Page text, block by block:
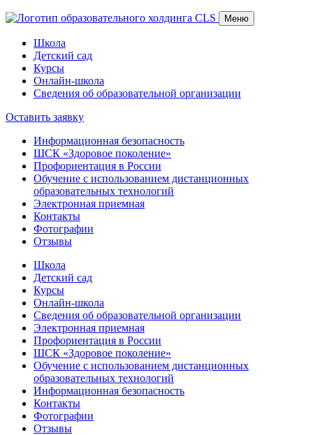
Меню
Школа
Детский сад
Курсы
Онлайн-школа
Сведения об образовательной организации
Оставить заявку
​Информационная безопасность
ШСК «Здоровое поколение»
Профориентация в России
Обучение с использованием дистанционных
образовательных технологий
Электронная приемная
Контакты
Фотографии
Отзывы
Школа
Детский сад
Курсы
Онлайн-школа
Сведения об образовательной организации
Электронная приемная
Профориентация в России
ШСК «Здоровое поколение»
Обучение с использованием дистанционных
образовательных технологий
​Информационная безопасность
Контакты
Фотографии
Отзывы